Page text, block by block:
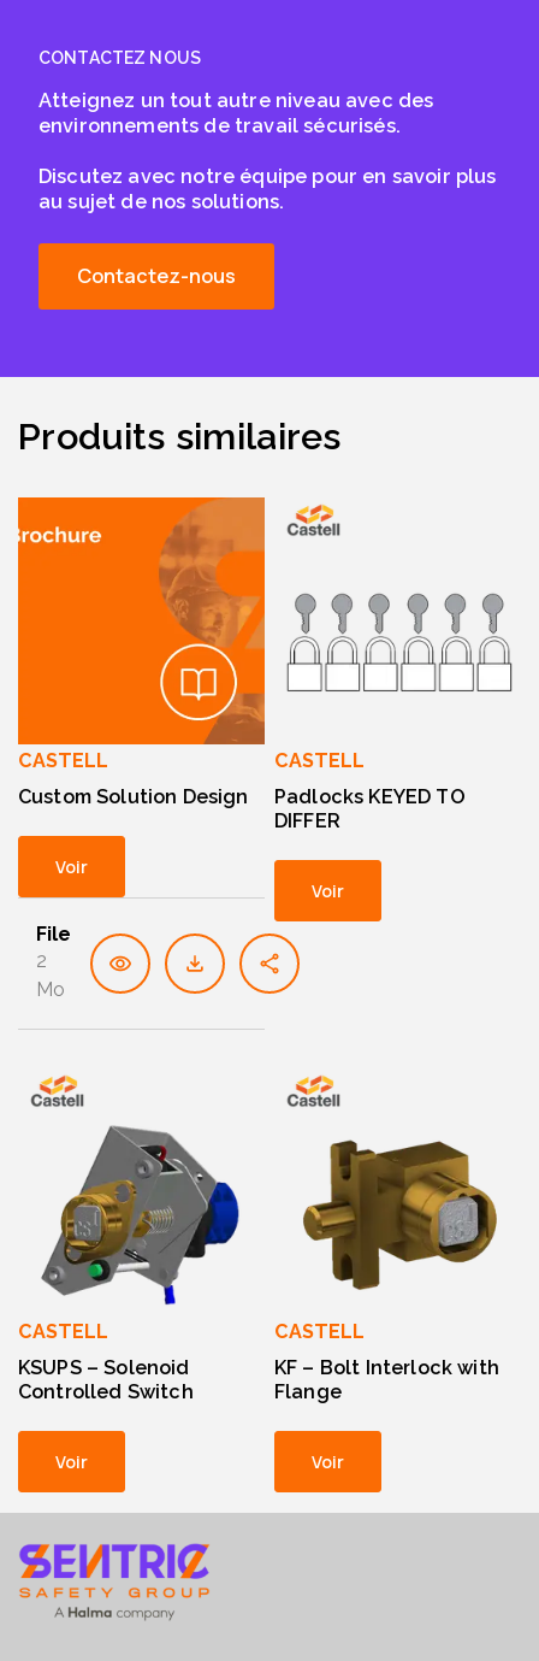
CONTACTEZ NOUS
Atteignez un tout autre niveau avec des
environnements de travail sécurisés.
Discutez avec notre équipe pour en savoir plus
au sujet de nos solutions.
Contactez-nous
Produits similaires
CASTELL
Custom Solution Design
Voir
File
2
Mo
CASTELL
Padlocks KEYED TO
DIFFER
Voir
CASTELL
KSUPS – Solenoid
Controlled Switch
Voir
CASTELL
KF – Bolt Interlock with
Flange
Voir